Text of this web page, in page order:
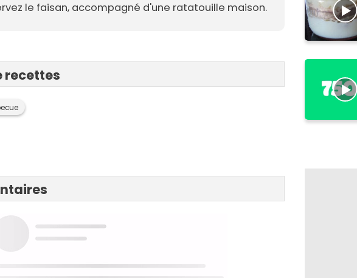
le faisan, accompagné d'une ratatouille maison.
recettes